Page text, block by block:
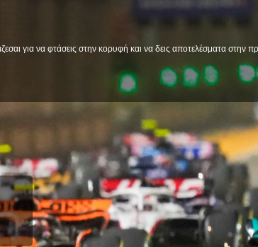
για να φτάσεις στην κορυφή και να δεις αποτελέσματα στην